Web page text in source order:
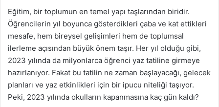
Eğitim, bir toplumun en temel yapı taşlarından biridir.
Öğrencilerin yıl boyunca gösterdikleri çaba ve kat ettikleri
mesafe, hem bireysel gelişimleri hem de toplumsal
ilerleme açısından büyük önem taşır. Her yıl olduğu gibi,
2023 yılında da milyonlarca öğrenci yaz tatiline girmeye
hazırlanıyor. Fakat bu tatilin ne zaman başlayacağı, gelecek
planları ve yaz etkinlikleri için bir ipucu niteliği taşıyor.
Peki, 2023 yılında okulların kapanmasına kaç gün kaldı?